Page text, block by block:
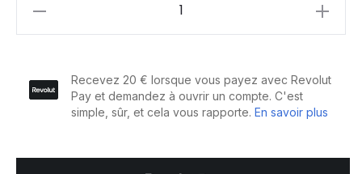
50mm
quantity